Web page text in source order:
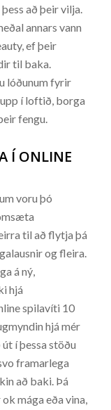
að þeir vilja.
annars vann
ef þeir
til baka.
lóðunum fyrir
í loftið, borga
fengu.
Í ONLINE
voru þó
til að flytja þá
og fleira.
á ný,
hjá
spilavíti 10
hjá mér
í þessa stöðu
framarlega
að baki. Þá
mága eða vina,